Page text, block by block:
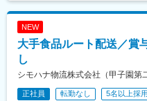
NEW
大手食品ルート配送／賞
し
シモハナ物流株式会社（甲子園第
正社員 転勤なし 5名以上採用